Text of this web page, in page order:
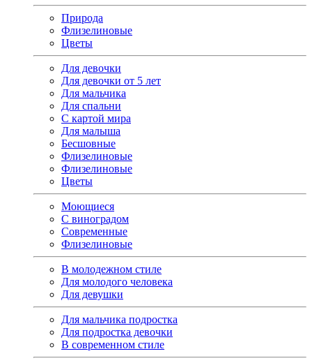
Природа
Флизелиновые
Цветы
Для девочки
Для девочки от 5 лет
Для мальчика
Для спальни
С картой мира
Для малыша
Бесшовные
Флизелиновые
Флизелиновые
Цветы
Моющиеся
С виноградом
Современные
Флизелиновые
В молодежном стиле
Для молодого человека
Для девушки
Для мальчика подростка
Для подростка девочки
В современном стиле